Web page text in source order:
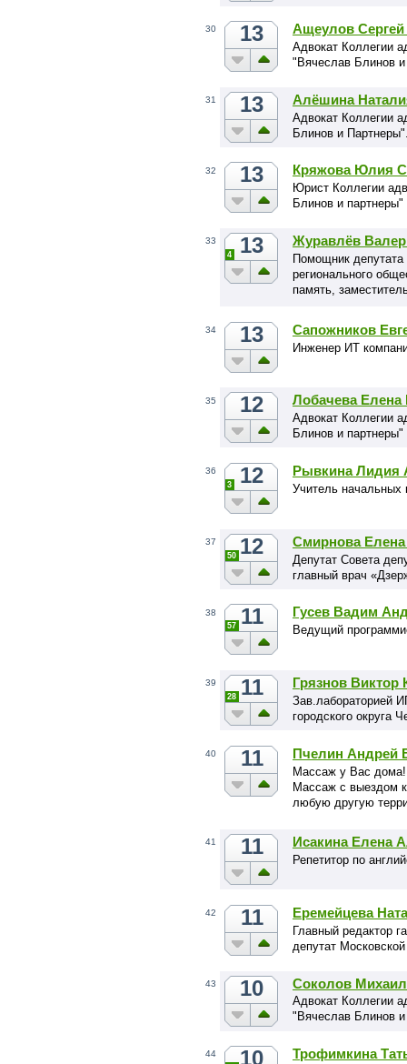
30 13 Ащеулов
Адвокат Коллегии
"Вячеслав Блинов
31 13 Алёшина
Адвокат Коллегии
Блинов и
32 13 Кряжова Юлия
Юрист Коллегии
Блинов и партнеры"
33 13
4
Журавлёв
Помощник
регионального
память,
34 13 Сапожников
Инженер ИТ
35 12 Лобачева Елена
Адвокат Коллегии
Блинов и партнеры"
36 12
3
Рывкина Лидия
Учитель
37 12
50
Смирнова Елена
Депутат Совета
главный врач
38 11
57
Гусев Вадим
Ведущий
39 11
28
Грязнов Виктор
Зав.лабораторией
городского округа
40 11 Пчелин Андрей
Массаж у Вас дома!
Массаж с выездом
любую другую
41 11 Исакина Елена
Репетитор по
42 11 Еремейцева
Главный редактор
депутат
43 10 Соколов
Адвокат Коллегии
"Вячеслав Блинов
44 10 Трофимкина